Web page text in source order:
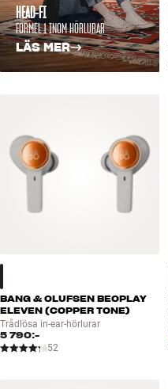
HEAD-FI
FORMEL 1 INOM HÖRLURAR
LÄS MER
BANG & OLUFSEN BEOPLAY
ELEVEN (COPPER TONE)
Trådlösa in-ear-hörlurar
5 790:-
52